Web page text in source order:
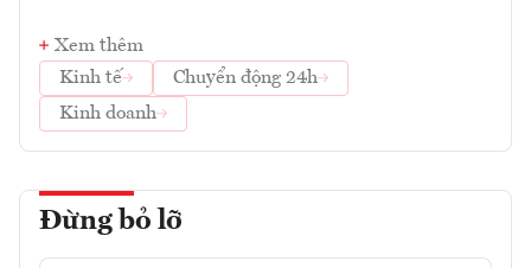
Xem thêm
Kinh tế
Chuyển động 24h
Kinh doanh
Đừng bỏ lỡ